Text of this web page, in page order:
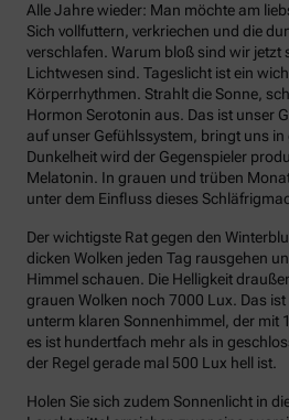
Alle Jahre wieder: Man möchte am
Sich vollfuttern, verkriechen und die
verschlafen. Warum bloß sind wir jetzt
Lichtwesen sind. Tageslicht ist ein
Körperrhythmen. Strahlt die Sonne,
Hormon Serotonin aus. Das ist unser
auf unser Gefühlssystem, bringt uns
Dunkelheit wird der Gegenspieler
Melatonin. In grauen und trüben
unter dem Einfluss dieses
Der wichtigste Rat gegen den
dicken Wolken jeden Tag rausgehen
Himmel schauen. Die Helligkeit
grauen Wolken noch 7000 Lux. Das
unterm klaren Sonnenhimmel, der mit
es ist hundertfach mehr als in
der Regel gerade mal 500 Lux hell ist.
Holen Sie sich zudem Sonnenlicht in